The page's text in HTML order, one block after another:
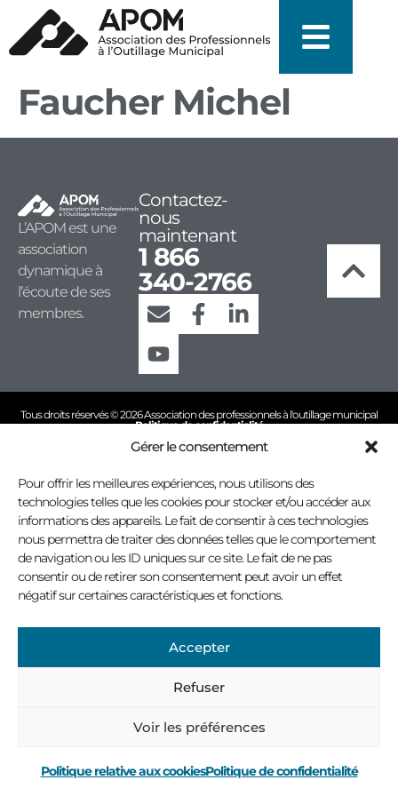
Gérer le consentement
Pour offrir les meilleures expériences, nous utilisons des
technologies telles que les cookies pour stocker et/ou accéder aux
informations des appareils. Le fait de consentir à ces technologies
nous permettra de traiter des données telles que le comportement
de navigation ou les ID uniques sur ce site. Le fait de ne pas
consentir ou de retirer son consentement peut avoir un effet
négatif sur certaines caractéristiques et fonctions.
Accepter
Refuser
Voir les préférences
Politique relative aux cookiesPolitique de confidentialité
Faucher Michel
L’APOM est une
association
dynamique à
l’écoute de ses
membres.
Contactez-
nous
maintenant
1 866
340-2766
Tous droits réservés © 2026 Association des professionnels à l'outillage municipal
Politique de confidentialité